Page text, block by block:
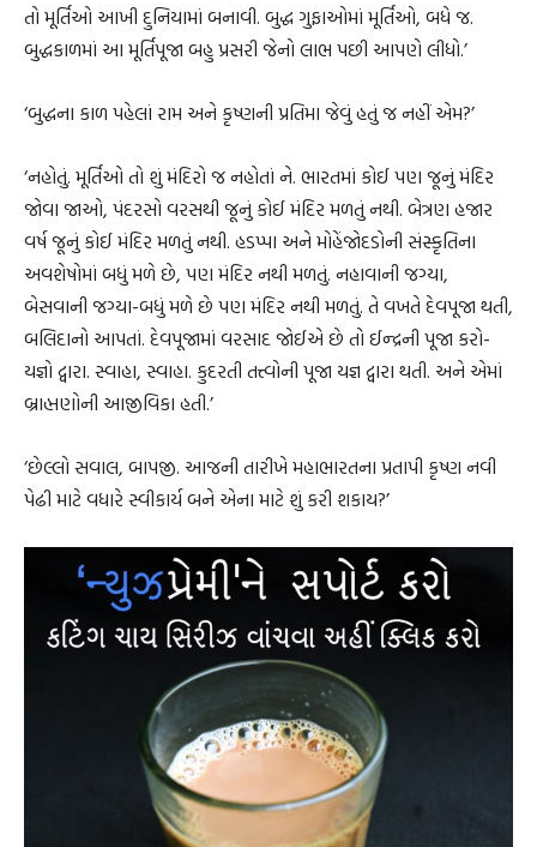
તો મૂર્તિઓ આખી દુનિયામાં બનાવી. બુદ્ધ ગુફાઓમાં મૂર્તિઓ, બધે જ.
બુદ્ધકાળમાં આ મૂર્તિપૂજા બહુ પ્રસરી જેનો લાભ પછી આપણે લીધો.’
‘બુદ્ધના કાળ પહેલાં રામ અને કૃષ્ણની પ્રતિમા જેવું હતું જ નહીં એમ?’
‘નહોતું. મૂર્તિઓ તો શું મંદિરો જ નહોતાં ને. ભારતમાં કોઈ પણ જૂનું મંદિર
જોવા જાઓ, પંદરસો વરસથી જૂનું કોઈ મંદિર મળતું નથી. બેત્રણ હજાર
વર્ષ જૂનું કોઈ મંદિર મળતું નથી. હડપ્પા અને મોહેંજોદડોની સંસ્કૃતિના
અવશેષોમાં બધું મળે છે, પણ મંદિર નથી મળતું. નહાવાની જગ્યા,
બેસવાની જગ્યા-બધું મળે છે પણ મંદિર નથી મળતું. તે વખતે દેવપૂજા થતી,
બલિદાનો આપતાં. દેવપૂજામાં વરસાદ જોઈએ છે તો ઈન્દ્રની પૂજા કરો-
યજ્ઞો દ્વારા. સ્વાહા, સ્વાહા. કુદરતી તત્ત્વોની પૂજા યજ્ઞ દ્વારા થતી. અને એમાં
બ્રાહ્મણોની આજીવિકા હતી.’
‘છેલ્લો સવાલ, બાપજી. આજની તારીખે મહાભારતના પ્રતાપી કૃષ્ણ નવી
પેઢી માટે વધારે સ્વીકાર્ય બને એના માટે શું કરી શકાય?’